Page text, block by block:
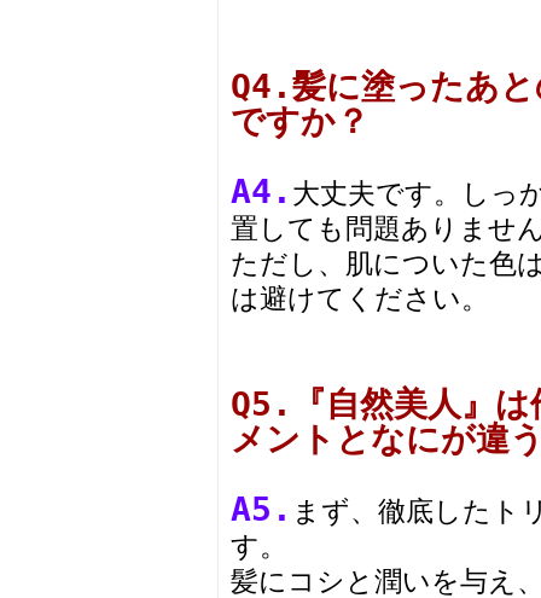
Q4.髪に塗ったあ
ですか？
A4. 大丈夫です。しっ
置しても問題ありませ
ただし、肌についた色
は避けてください。
Q5.『自然美人』
メントとなにが違
A5. まず、徹底したト
す。
髪にコシと潤いを与え